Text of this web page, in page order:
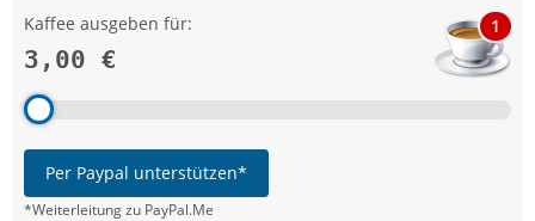
Kaffee ausgeben für:
3,00 €
1
Per Paypal unterstützen*
*Weiterleitung zu PayPal.Me